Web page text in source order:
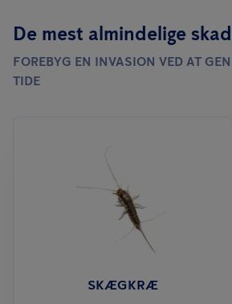
De mest almindelige
FOREBYG EN INVASION VED AT
TIDE
SKÆGKRÆ